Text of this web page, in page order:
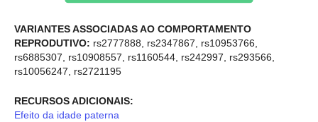
VARIANTES ASSOCIADAS AO COMPORTAMENTO
REPRODUTIVO: rs2777888, rs2347867, rs10953766,
rs6885307, rs10908557, rs1160544, rs242997, rs293566,
rs10056247, rs2721195
RECURSOS ADICIONAIS:
Efeito da idade paterna